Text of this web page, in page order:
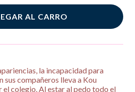
AL CARRO
la incapacidad para
sus compañeros lleva a Kou
el colegio. Al estar al pedo todo el